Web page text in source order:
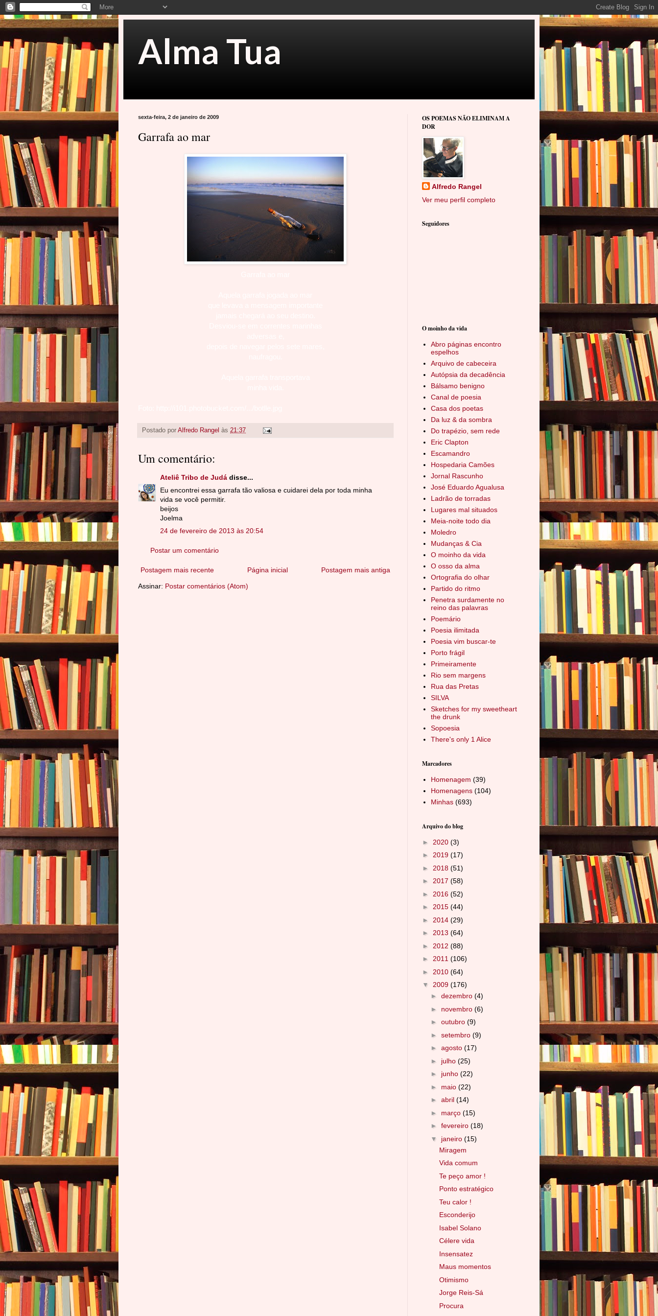
Alma Tua
sexta-feira, 2 de janeiro de 2009
Garrafa ao mar
Postado por Alfredo Rangel às 21:37
Um comentário:
Ateliê Tribo de Judá disse...
Eu encontrei essa garrafa tão valiosa e cuidarei dela por toda minha
vida se você permitir.
beijos
Joelma
24 de fevereiro de 2013 às 20:54
Postar um comentário
Postagem mais recente Postagem mais antiga
Página inicial
Assinar: Postar comentários (Atom)
OS POEMAS NÃO ELIMINAM A
DOR
Alfredo Rangel
Ver meu perfil completo
Seguidores
O moinho da vida
Abro páginas encontro
espelhos
Arquivo de cabeceira
Autópsia da decadência
Bálsamo benigno
Canal de poesia
Casa dos poetas
Da luz & da sombra
Do trapézio, sem rede
Eric Clapton
Escamandro
Hospedaria Camões
Jornal Rascunho
José Eduardo Agualusa
Ladrão de torradas
Lugares mal situados
Meia-noite todo dia
Moledro
Mudanças & Cia
O moinho da vida
O osso da alma
Ortografia do olhar
Partido do ritmo
Penetra surdamente no
reino das palavras
Poemário
Poesia ilimitada
Poesia vim buscar-te
Porto frágil
Primeiramente
Rio sem margens
Rua das Pretas
SILVA
Sketches for my sweetheart
the drunk
Sopoesia
There's only 1 Alice
Marcadores
Homenagem (39)
Homenagens (104)
Minhas (693)
Arquivo do blog
► 2020 (3)
► 2019 (17)
► 2018 (51)
► 2017 (58)
► 2016 (52)
► 2015 (44)
► 2014 (29)
► 2013 (64)
► 2012 (88)
► 2011 (106)
► 2010 (64)
▼ 2009 (176)
► dezembro (4)
► novembro (6)
► outubro (9)
► setembro (9)
► agosto (17)
► julho (25)
► junho (22)
► maio (22)
► abril (14)
► março (15)
► fevereiro (18)
▼ janeiro (15)
Miragem
Vida comum
Te peço amor !
Ponto estratégico
Teu calor !
Esconderijo
Isabel Solano
Célere vida
Insensatez
Maus momentos
Otimismo
Jorge Reis-Sá
Procura